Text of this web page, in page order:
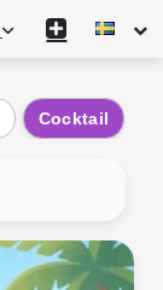
Cocktail